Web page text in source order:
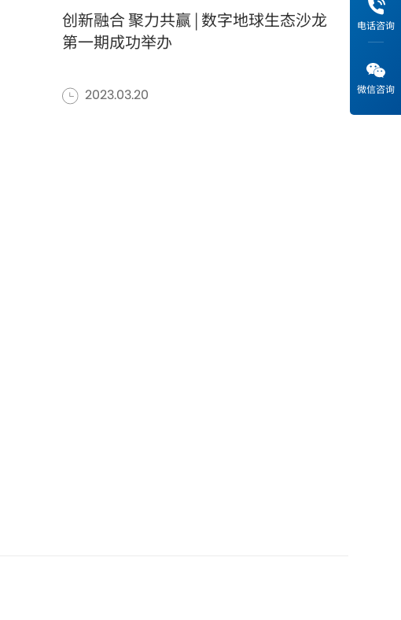
电话咨询
微信咨询
创新融合 聚力共赢 | 数字地球生态沙龙
第一期成功举办
2023.03.20